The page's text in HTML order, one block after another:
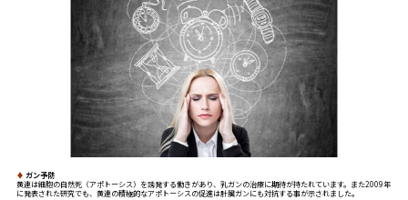
♦ ガン予防
黄連は細胞の自然死（アポトーシス）を誘発する働きがあり、乳ガンの治療に期待が持たれています。また2009年
に発表された研究でも、黄連の積極的なアポトーシスの促進は肝臓ガンにも対抗する事が示されました。